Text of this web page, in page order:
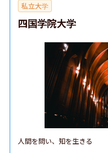
学校教育教員養成課程
学校教育教員養成課程
学校教育教員養成課程
学校教育教員養成課程
学校教育教員養成課程
学校教育教員養成課程
学校教育教員養成課程
学校教育教員養成課程
学校教育教員養成課程
私立大学
四国学院大学
人間を問い、知を生きる